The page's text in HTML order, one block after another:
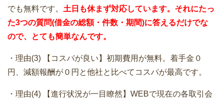
でも無料です。 土日も休まず対応しています。それにたっ
た3つの質問(借金の総額・件数・期間)に答えるだけでな
ので、とても簡単なんです。
・理由(3) 【コスパが良い】初期費用が無料。着手金０
円、減額報酬が０円と他社と比べてコスパが最高です。
・理由(4) 【進行状況が一目瞭然】WEBで現在の各取引会